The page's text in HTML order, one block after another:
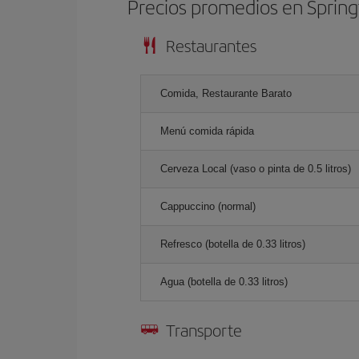
Precios promedios en
Restaurantes
Comida, Restaurante Barato
Menú comida rápida
Cerveza Local (vaso o pinta de 0.5 litros)
Cappuccino (normal)
Refresco (botella de 0.33 litros)
Agua (botella de 0.33 litros)
Transporte